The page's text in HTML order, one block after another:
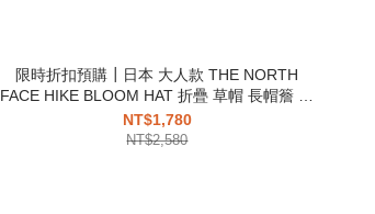
限時折扣預購┃日本 大人款 THE NORTH
FACE HIKE BLOOM HAT 折疊 草帽 長帽簷 寬
帽簷
NT$1,780
NT$2,580